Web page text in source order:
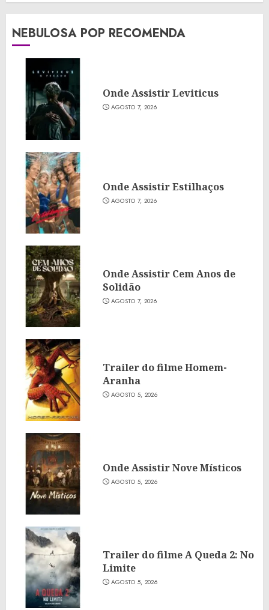
NEBULOSA POP RECOMENDA
Onde Assistir Leviticus
AGOSTO 7, 2026
Onde Assistir Estilhaços
AGOSTO 7, 2026
Onde Assistir Cem Anos de
Solidão
AGOSTO 7, 2026
Trailer do filme Homem-
Aranha
AGOSTO 5, 2026
Onde Assistir Nove Místicos
AGOSTO 5, 2026
Trailer do filme A Queda 2: No
Limite
AGOSTO 5, 2026